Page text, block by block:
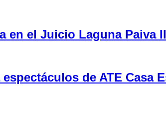
en el Juicio Laguna Paiva II
de ATE Casa